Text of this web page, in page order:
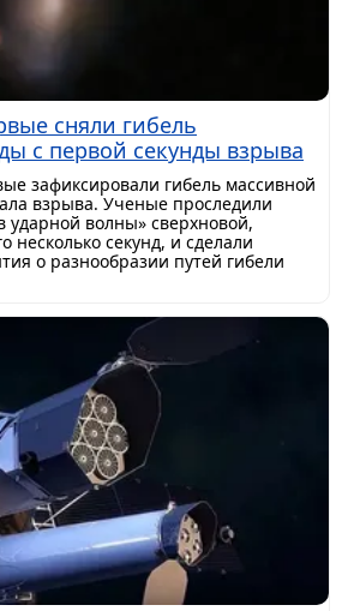
сняли гибель
с первой секунды взрыва
зафиксировали гибель массивной
взрыва. Ученые проследили
волны» сверхновой,
несколько секунд, и сделали
о разнообразии путей гибели